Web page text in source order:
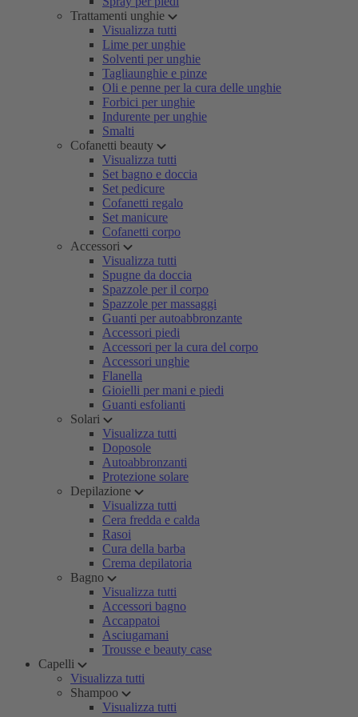
Trattamenti unghie
Visualizza tutti
Lime per unghie
Solventi per unghie
Tagliaunghie e pinze
Oli e penne per la cura delle unghie
Forbici per unghie
Indurente per unghie
Smalti
Cofanetti beauty
Visualizza tutti
Set bagno e doccia
Set pedicure
Cofanetti regalo
Set manicure
Cofanetti corpo
Accessori
Visualizza tutti
Spugne da doccia
Spazzole per il corpo
Spazzole per massaggi
Guanti per autoabbronzante
Accessori piedi
Accessori per la cura del corpo
Accessori unghie
Flanella
Gioielli per mani e piedi
Guanti esfolianti
Solari
Visualizza tutti
Doposole
Autoabbronzanti
Protezione solare
Depilazione
Visualizza tutti
Cera fredda e calda
Rasoi
Cura della barba
Crema depilatoria
Bagno
Visualizza tutti
Accessori bagno
Accappatoi
Asciugamani
Trousse e beauty case
Capelli
Visualizza tutti
Shampoo
Visualizza tutti